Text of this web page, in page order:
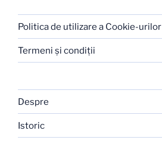
Politica de utilizare a Cookie-urilor
Termeni şi condiţii
Despre
Istoric